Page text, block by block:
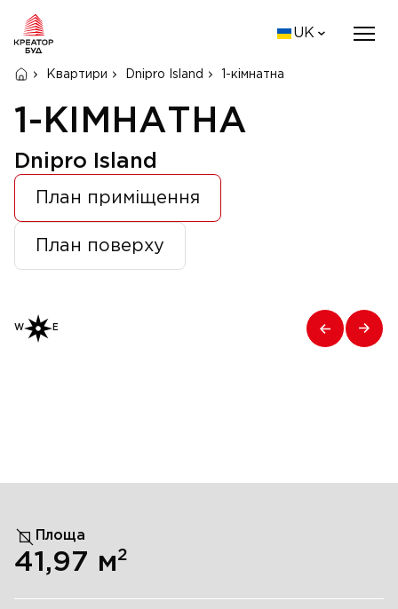
UK
Квартири Dnipro Island 1-кімнатна
1-КІМНАТНА
Dnipro Island
План приміщення
План поверху
W E
Площа
41,97 м2